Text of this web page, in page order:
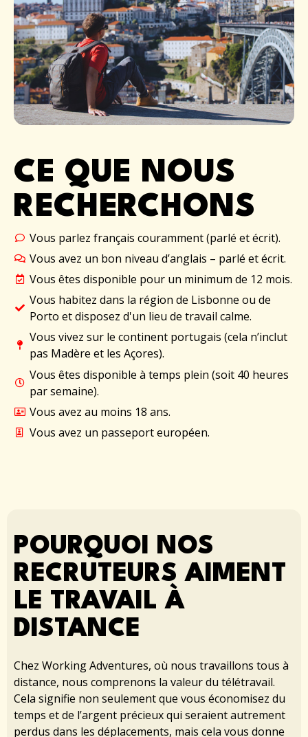
CE QUE NOUS
RECHERCHONS
Vous parlez français couramment (parlé et écrit).
Vous avez un bon niveau d’anglais – parlé et écrit.
Vous êtes disponible pour un minimum de 12 mois.
Vous habitez dans la région de Lisbonne ou de
Porto et disposez d'un lieu de travail calme.
Vous vivez sur le continent portugais (cela n’inclut
pas Madère et les Açores).
Vous êtes disponible à temps plein (soit 40 heures
par semaine).
Vous avez au moins 18 ans.
Vous avez un passeport européen.
POURQUOI NOS
RECRUTEURS AIMENT
LE TRAVAIL À
DISTANCE
Chez Working Adventures, où nous travaillons tous à
distance, nous comprenons la valeur du télétravail.
Cela signifie non seulement que vous économisez du
temps et de l’argent précieux qui seraient autrement
perdus dans les déplacements, mais cela vous donne